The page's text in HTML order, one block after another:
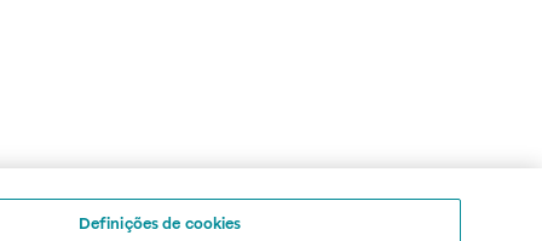
Definições de cookies